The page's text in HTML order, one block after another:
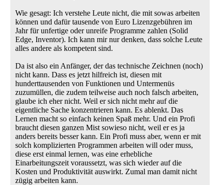
Wie gesagt: Ich verstehe Leute nicht, die mit sowas arbeiten
können und dafür tausende von Euro Lizenzgebühren im
Jahr für unfertige oder unreife Programme zahlen (Solid
Edge, Inventor). Ich kann mir nur denken, dass solche Leute
alles andere als kompetent sind.
Da ist also ein Anfänger, der das technische Zeichnen (noch)
nicht kann. Dass es jetzt hilfreich ist, diesen mit
hunderttausenden von Funktionen und Untermenüs
zuzumüllen, die zudem teilweise auch noch falsch arbeiten,
glaube ich eher nicht. Weil er sich nicht mehr auf die
eigentliche Sache konzentrieren kann. Es ablenkt. Das
Lernen macht so einfach keinen Spaß mehr. Und ein Profi
braucht diesen ganzen Mist sowieso nicht, weil er es ja
anders bereits besser kann. Ein Profi muss aber, wenn er mit
solch komplizierten Programmen arbeiten will oder muss,
diese erst einmal lernen, was eine erhebliche
Einarbeitungszeit voraussetzt, was sich wieder auf die
Kosten und Produktivität auswirkt. Zumal man damit nicht
zügig arbeiten kann.